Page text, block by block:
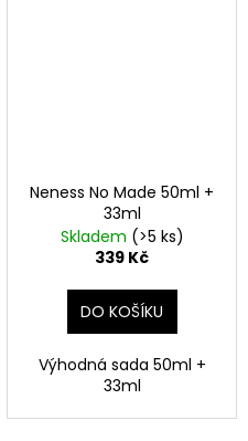
Neness No Made 50ml +
33ml
Skladem (>5 ks)
339 Kč
DO KOŠÍKU
Výhodná sada 50ml +
33ml